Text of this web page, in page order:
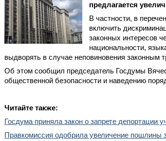
предлагается
В частности, в
включить
законных интересов
национальности,
выдворять в случае неповиновения законным
Об этом сообщил председатель Госдумы
общественной безопасности и наведению
Читайте также:
Госдума приняла закон о запрете депортации
Правкомиссия одобрила увеличение